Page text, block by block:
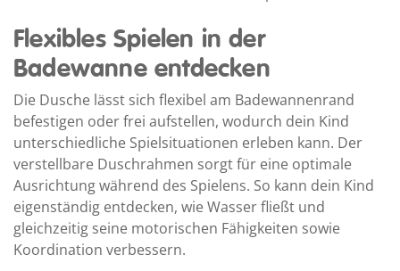
Flexibles Spielen in der
Badewanne entdecken
Die Dusche lässt sich flexibel am Badewannenrand
befestigen oder frei aufstellen, wodurch dein Kind
unterschiedliche Spielsituationen erleben kann. Der
verstellbare Duschrahmen sorgt für eine optimale
Ausrichtung während des Spielens. So kann dein Kind
eigenständig entdecken, wie Wasser fließt und
gleichzeitig seine motorischen Fähigkeiten sowie
Koordination verbessern.